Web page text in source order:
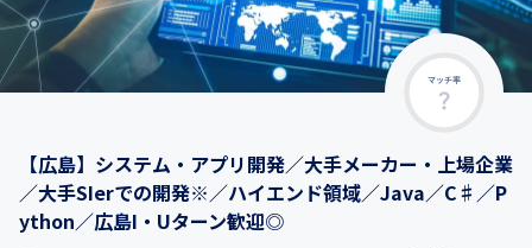
マッチ率
【広島】システム・アプリ開発／大手メーカー・上場企業
／大手SIerでの開発※／ハイエンド領域／Java／C♯／P
ython／広島I・Uターン歓迎◎